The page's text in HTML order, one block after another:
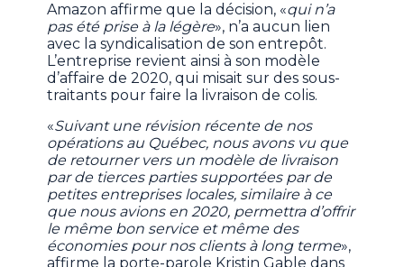
Amazon affirme que la décision, «qui n’a
pas été prise à la légère», n’a aucun lien
avec la syndicalisation de son entrepôt.
L’entreprise revient ainsi à son modèle
d’affaire de 2020, qui misait sur des sous-
traitants pour faire la livraison de colis.
«Suivant une révision récente de nos
opérations au Québec, nous avons vu que
de retourner vers un modèle de livraison
par de tierces parties supportées par de
petites entreprises locales, similaire à ce
que nous avions en 2020, permettra d’offrir
le même bon service et même des
économies pour nos clients à long terme»,
affirme la porte-parole Kristin Gable dans